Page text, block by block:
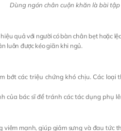
Dùng ngón chân cuộn khăn là bài
quả với người có bàn chân bẹt hoặc
luôn được kéo giãn khi ngủ.
bớt các triệu chứng khó chịu. Các
của bác sĩ để tránh các tác dụng phụ
viêm mạnh, giúp giảm sưng và đau tức